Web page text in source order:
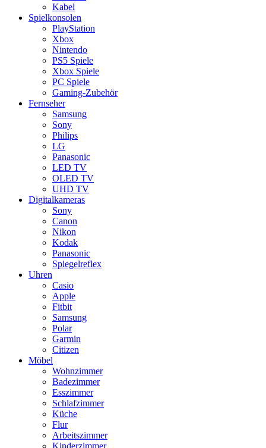
Kabel
Spielkonsolen
PlayStation
Xbox
Nintendo
PS5 Spiele
Xbox Spiele
PC Spiele
Gaming-Zubehör
Fernseher
Samsung
Sony
Philips
LG
Panasonic
LED TV
OLED TV
UHD TV
Digitalkameras
Sony
Canon
Nikon
Kodak
Panasonic
Spiegelreflex
Uhren
Casio
Apple
Fitbit
Samsung
Polar
Garmin
Citizen
Möbel
Wohnzimmer
Badezimmer
Esszimmer
Schlafzimmer
Küche
Flur
Arbeitszimmer
Kinderzimmer